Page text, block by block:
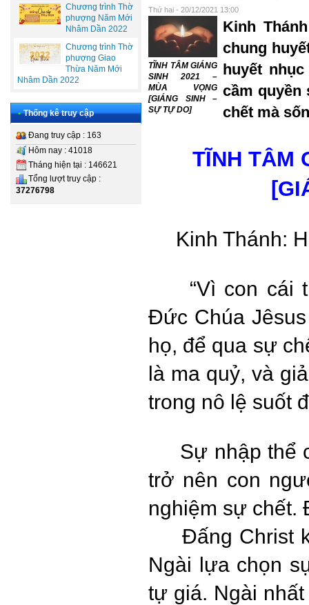
Chương trình Thờ
phượng Năm Mới
Nhâm Dần 2022
Chương trình Thờ
phượng Giao
Thừa Năm Mới
Nhâm Dần 2022
• Thống kê truy cập
Đang truy cập : 163
Hôm nay : 41018
Tháng hiện tại : 146621
Tổng lượt truy cập :
37276798
Thứ hai - 20/12/2021 13:00
TĨNH TÂM GIÁNG
SINH 2021 –
MÙA VỌNG
[GIÁNG SINH –
SỰ TỰ DO]
Kinh
chung
huyết
cầm
chết mà
TĨNH TÂM
Kinh Thánh:
“Vì con cái
Đức Chúa
họ, để qua sự
là ma quỷ, và
trong nô lệ suốt
Sự nhập thể
trở nên con
nghiệm sự chết.
Đấng Christ
Ngài lựa chọn
tự giá. Ngài